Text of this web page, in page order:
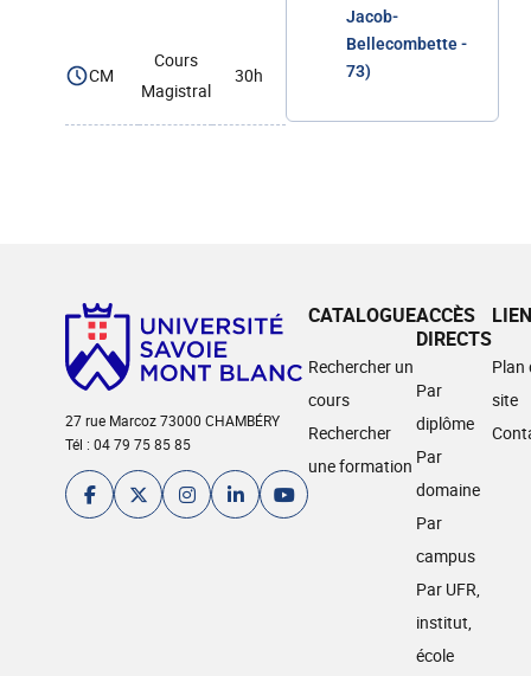
CM
Cours
Magistral
30h
Jacob-
Bellecombette -
73)
27 rue Marcoz 73000 CHAMBÉRY
Tél : 04 79 75 85 85
CATALOGUE
Rechercher un
cours
Rechercher
une formation
ACCÈS
DIRECTS
Par
diplôme
Par
domaine
Par
campus
Par UFR,
institut,
école
Plan
site